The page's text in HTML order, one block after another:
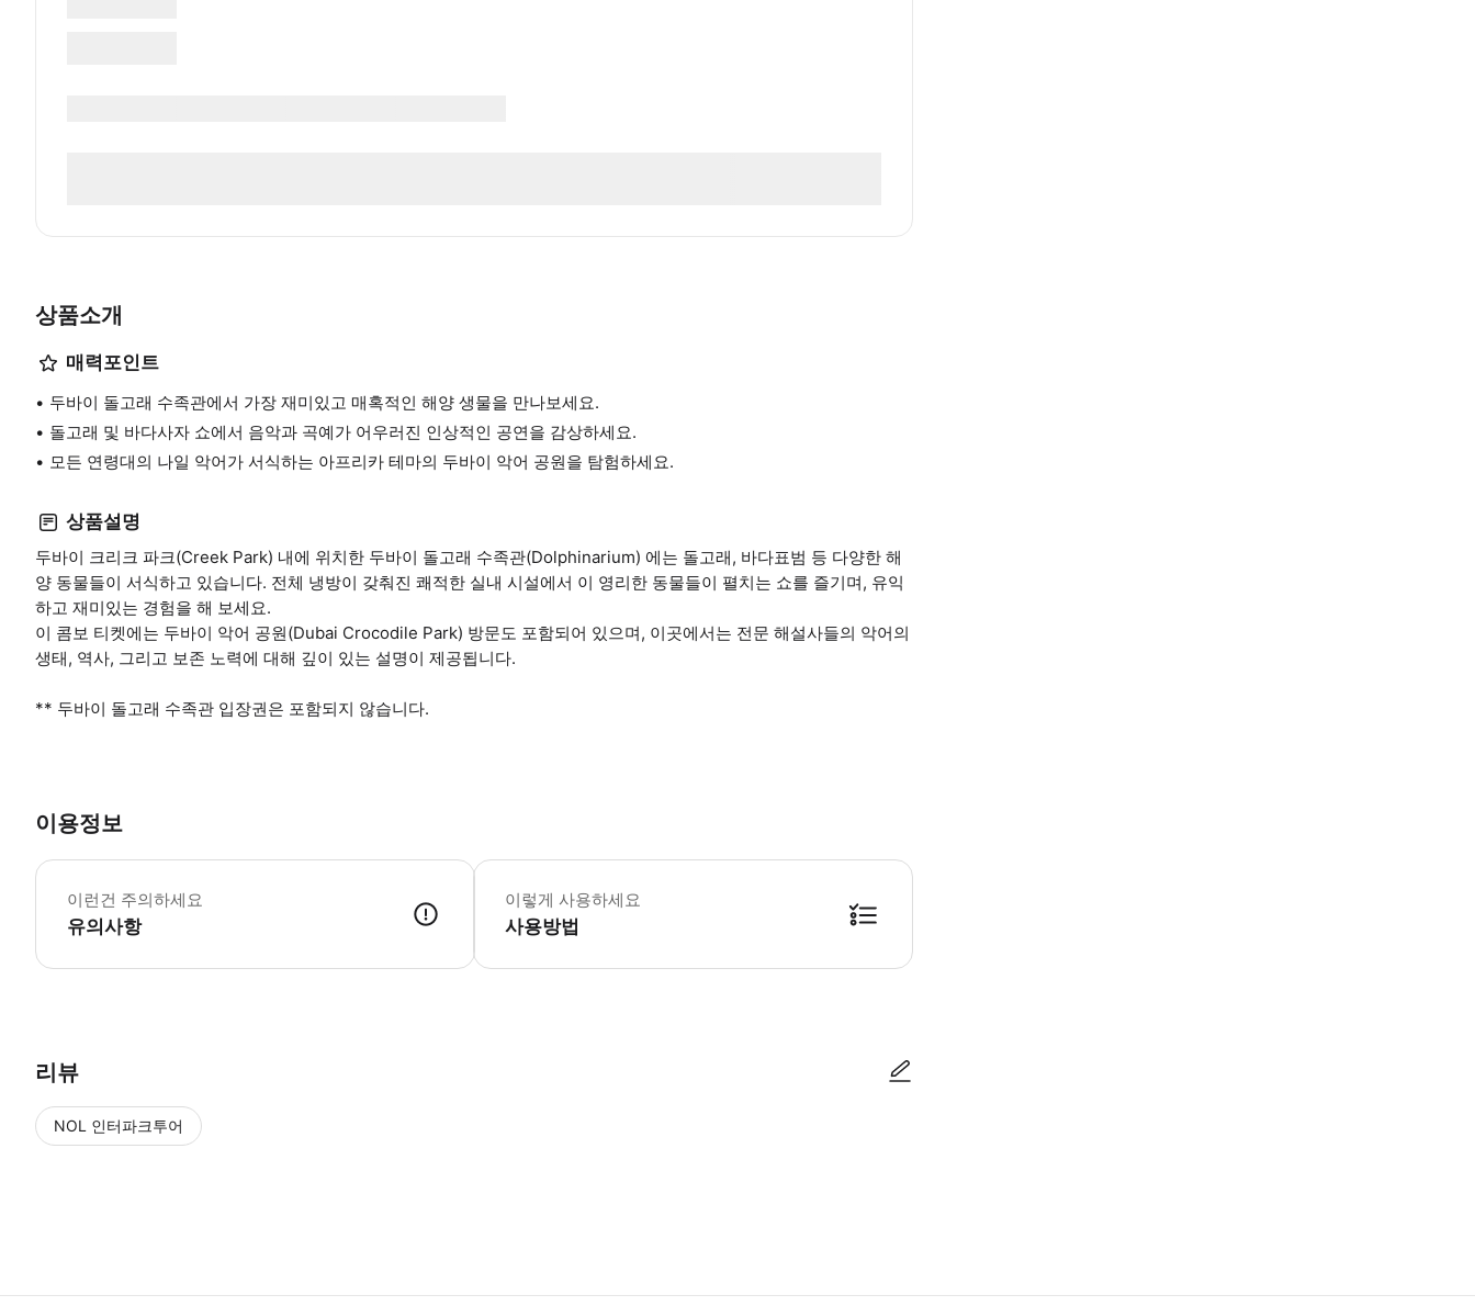
상품소개
매력포인트
두바이 돌고래 수족관에서 가장 재미있고 매혹적인 해양 생물을 만나보세요.
돌고래 및 바다사자 쇼에서 음악과 곡예가 어우러진 인상적인 공연을 감상하세요.
모든 연령대의 나일 악어가 서식하는 아프리카 테마의 두바이 악어 공원을 탐험하세요.
상품설명
두바이 크리크 파크(Creek Park) 내에 위치한 두바이 돌고래 수족관(Dolphinarium) 에는 돌고래, 바다표범 등 다양한 해
양 동물들이 서식하고 있습니다. 전체 냉방이 갖춰진 쾌적한 실내 시설에서 이 영리한 동물들이 펼치는 쇼를 즐기며, 유익
하고 재미있는 경험을 해 보세요.
이 콤보 티켓에는 두바이 악어 공원(Dubai Crocodile Park) 방문도 포함되어 있으며, 이곳에서는 전문 해설사들의 악어의
생태, 역사, 그리고 보존 노력에 대해 깊이 있는 설명이 제공됩니다.
** 두바이 돌고래 수족관 입장권은 포함되지 않습니다.
이용정보
이런건 주의하세요
유의사항
필수 안내: - 방문 전에 각 공식 웹사이트에서 일일 개장 시간, 휴무일 및 쇼 일정을 확인하세요. 두바이 돌고래 수족관 어린이 규정 및 필수 안내 - 2세 미
이렇게 사용하세요
사용방법
리뷰
NOL 인터파크투어